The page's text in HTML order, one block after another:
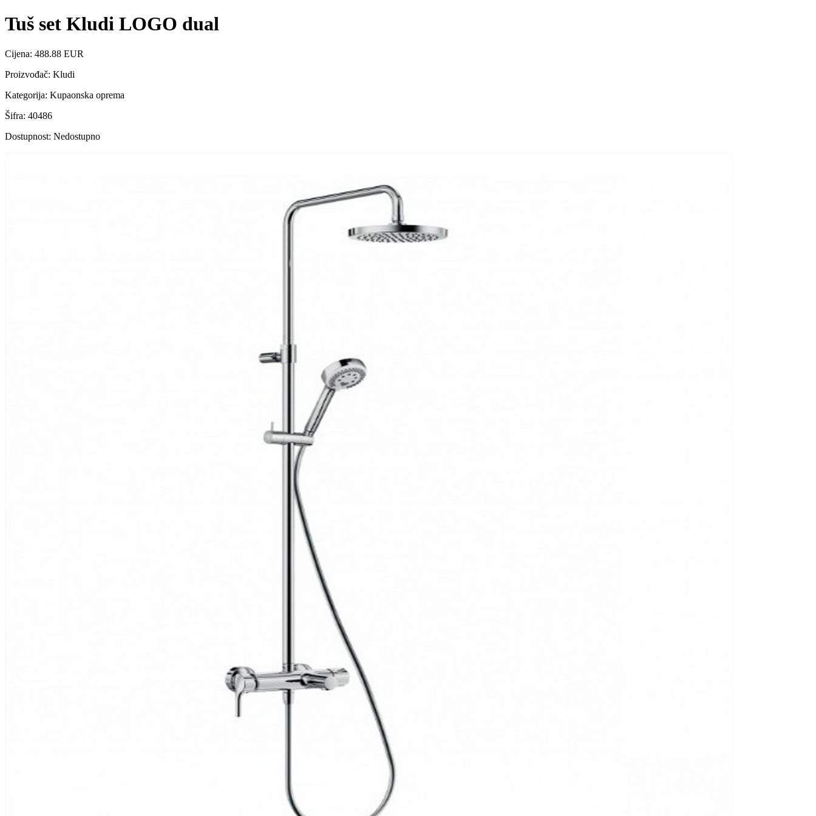
Tuš set Kludi LOGO dual
Cijena: 488.88 EUR
Proizvođač: Kludi
Kategorija: Kupaonska oprema
Šifra: 40486
Dostupnost: Nedostupno